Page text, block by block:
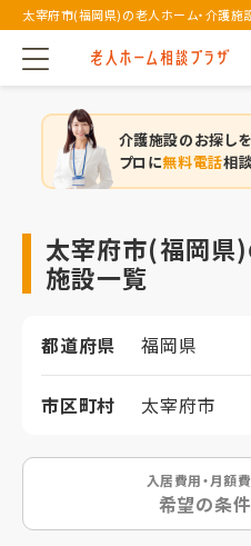
太宰府市(福岡県)の老人ホーム・介護施
介護施設のお探しを
プロに無料電話相談
太宰府市(福岡県)
施設一覧
都道府県 福岡県
市区町村 太宰府市
入居費用・月額
希望の条